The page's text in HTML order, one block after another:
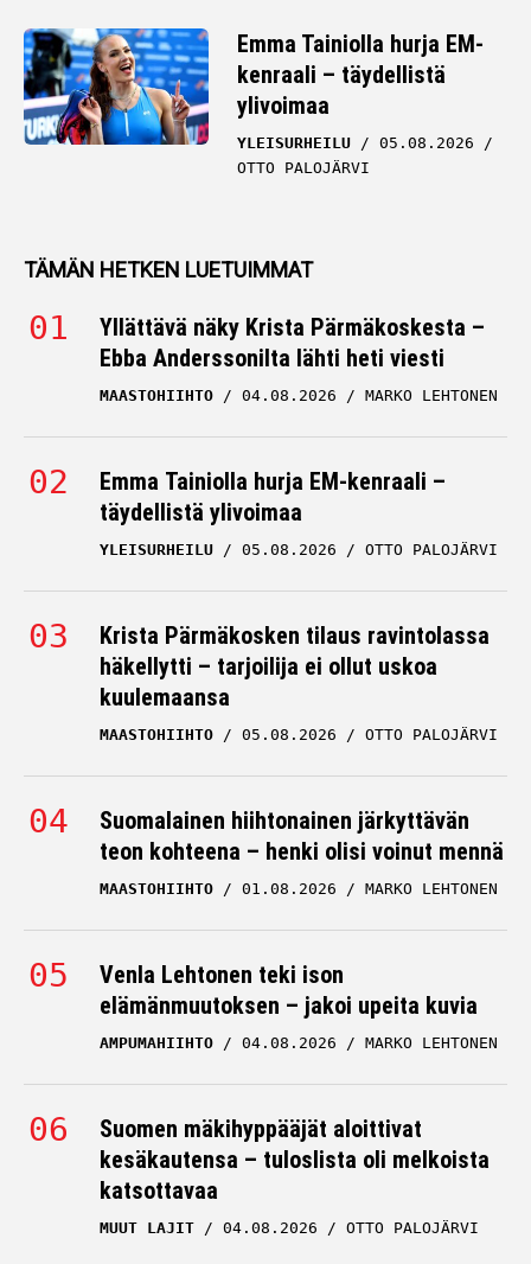
Emma Tainiolla hurja EM-
kenraali – täydellistä
ylivoimaa
YLEISURHEILU
05.08.2026
OTTO PALOJÄRVI
TÄMÄN HETKEN LUETUIMMAT
Yllättävä näky Krista Pärmäkoskesta –
Ebba Anderssonilta lähti heti viesti
MAASTOHIIHTO 04.08.2026 MARKO LEHTONEN
Emma Tainiolla hurja EM-kenraali –
täydellistä ylivoimaa
YLEISURHEILU 05.08.2026 OTTO PALOJÄRVI
Krista Pärmäkosken tilaus ravintolassa
häkellytti – tarjoilija ei ollut uskoa
kuulemaansa
MAASTOHIIHTO 05.08.2026 OTTO PALOJÄRVI
Suomalainen hiihtonainen järkyttävän
teon kohteena – henki olisi voinut mennä
MAASTOHIIHTO 01.08.2026 MARKO LEHTONEN
Venla Lehtonen teki ison
elämänmuutoksen – jakoi upeita kuvia
AMPUMAHIIHTO 04.08.2026 MARKO LEHTONEN
Suomen mäkihyppääjät aloittivat
kesäkautensa – tuloslista oli melkoista
katsottavaa
MUUT LAJIT 04.08.2026 OTTO PALOJÄRVI